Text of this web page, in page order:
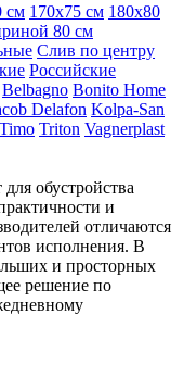
см 170x75 см 180x80
80 см
Слив по центру
Российские
Belbagno Bonito Home
Delafon Kolpa-San
Timo Triton Vagnerplast
обустройства
и
отличаются
исполнения. В
и просторных
решение по